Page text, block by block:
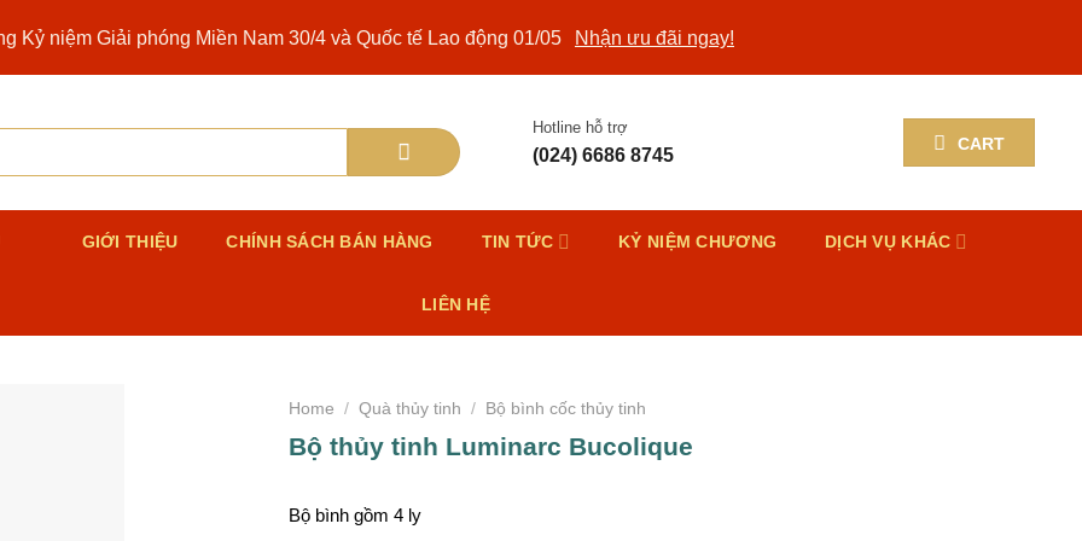
Kỷ niệm Giải phóng Miền Nam 30/4 và Quốc tế Lao động 01/05 Nhận ưu đãi ngay!
Hotline hỗ trợ
(024) 6686 8745
CART
GIỚI THIỆU CHÍNH SÁCH BÁN HÀNG TIN TỨC KỶ NIỆM CHƯƠNG DỊCH VỤ KHÁC
LIÊN HỆ
Home / Quà thủy tinh / Bộ bình cốc thủy tinh
Bộ thủy tinh Luminarc Bucolique
Bộ bình gồm 4 ly